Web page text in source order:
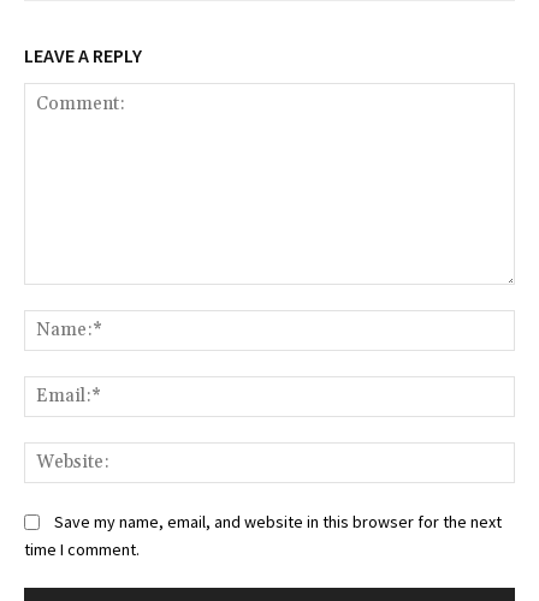
LEAVE A REPLY
Save my name, email, and website in this browser for the next
time I comment.